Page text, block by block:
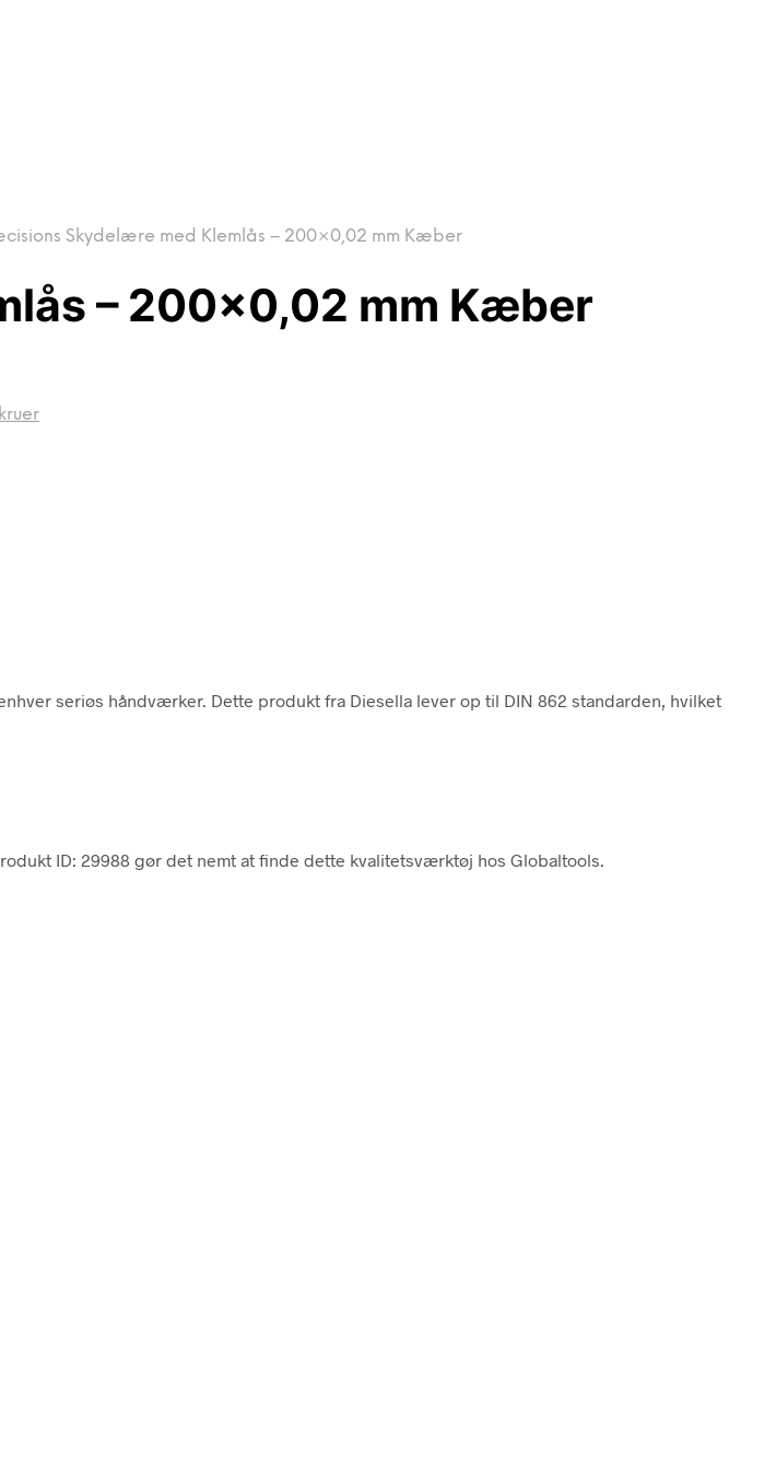
Skydelære med Klemlås – 200×0,02 mm Kæber
– 200×0,02 mm Kæber
seriøs håndværker. Dette produkt fra Diesella lever op til DIN 862 standarden, hvilket
ID: 29988 gør det nemt at finde dette kvalitetsværktøj hos Globaltools.